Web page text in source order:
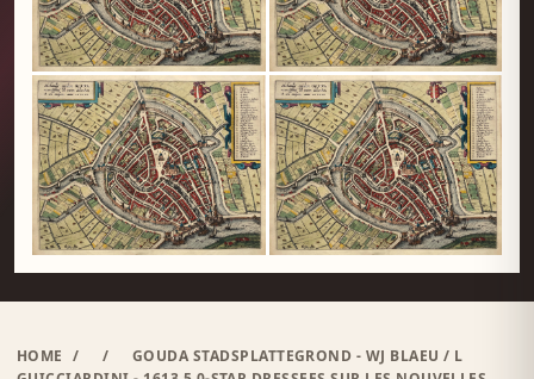
HOME / /
GOUDA STADSPLATTEGROND - WJ BLAEU / L